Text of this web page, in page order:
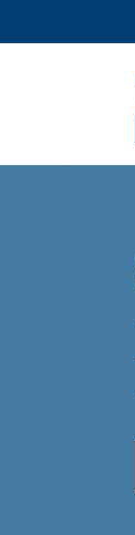
naar